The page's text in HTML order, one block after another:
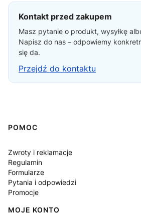
Kontakt przed zakupem
Masz pytanie o produkt, wysyłkę
Napisz do nas – odpowiemy
się da.
Przejdź do kontaktu
Linki w stopce
POMOC
Zwroty i reklamacje
Regulamin
Formularze
Pytania i odpowiedzi
Promocje
MOJE KONTO